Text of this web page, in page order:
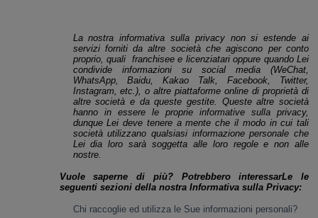
La nostra informativa sulla privacy non si estende ai
servizi forniti da altre società che agiscono per conto
proprio, quali
franchisee e licenziatari oppure quando Lei
condivide informazioni su social media (WeChat,
WhatsApp, Baidu, Kakao Talk, Facebook, Twitter,
Instagram, etc.), o altre piattaforme online di proprietà di
altre società e da queste gestite. Queste altre società
hanno in essere le proprie informative sulla privacy,
dunque Lei deve tenere a mente che il modo in cui tali
società utilizzano qualsiasi informazione personale che
Lei dia loro sarà soggetta alle loro regole e non alle
nostre.
Vuole saperne di più? Potrebbero interessarLe le
seguenti sezioni della nostra Informativa sulla Privacy:
Chi raccoglie ed utilizza le Sue informazioni personali?